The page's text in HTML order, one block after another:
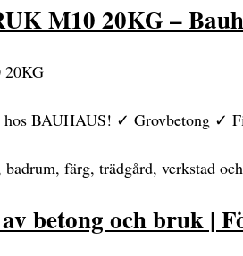
M10 20KG –
hos BAUHAUS! ✓ Grovbetong
färg, trädgård, verkstad
betong och bruk |